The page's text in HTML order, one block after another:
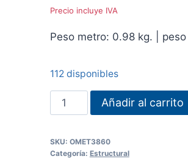
Precio incluye IVA
Peso metro: 0.98 kg. |
112 disponibles
OMEGA
NORMAL
X
Añadir al carrito
SKU: OMET3860
Categoría: Estructural